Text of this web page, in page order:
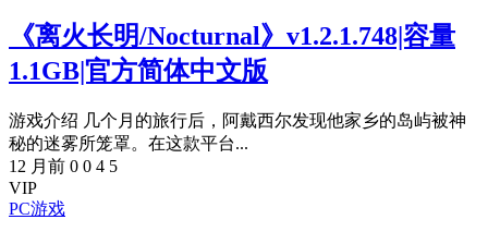
《离火长明/Nocturnal》v1.2.1.748|容量
1.1GB|官方简体中文版
游戏介绍 几个月的旅行后，阿戴西尔发现他家乡的岛屿被神
秘的迷雾所笼罩。在这款平台...
12 月前 0 0 4 5
VIP
PC游戏